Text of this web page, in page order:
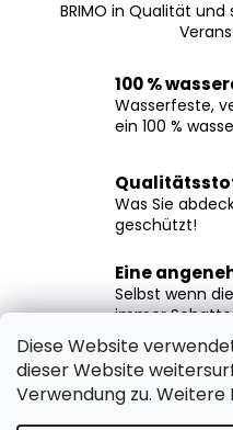
Diese Website
dieser Website
Verwendung zu.
BRIMO in Qualität und
100 %
Wasserfeste,
ein 100 %
Was Sie
geschützt!
Eine
Selbst wenn
immer
dem Zelt.
Hohe
Das Marktzelt
auch starkem